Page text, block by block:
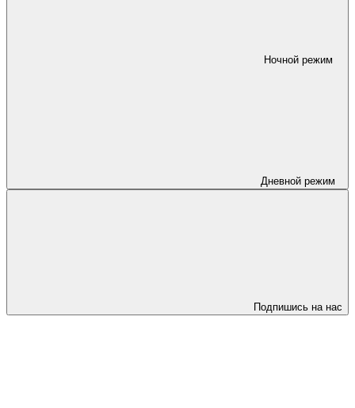
Ночной режим
Дневной режим
Подпишись на нас